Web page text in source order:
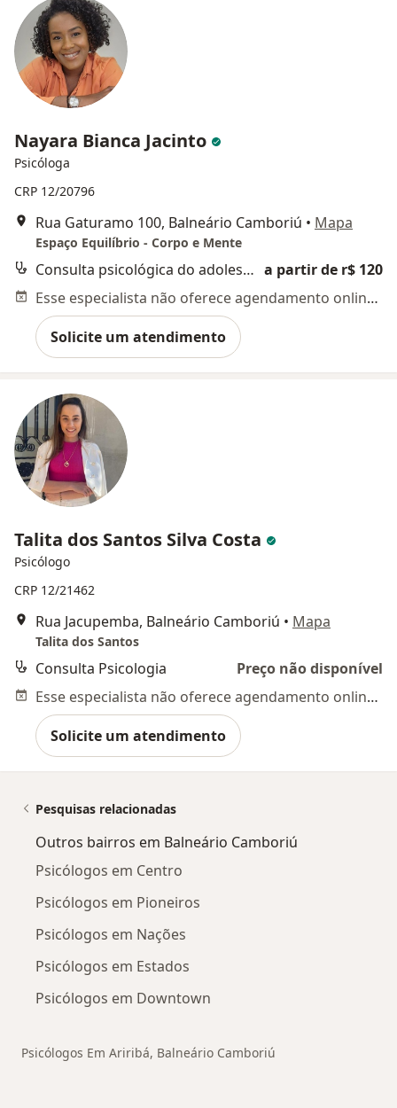
Nayara Bianca Jacinto
Psicóloga
CRP 12/20796
Rua Gaturamo 100, Balneário Camboriú • Mapa
Espaço Equilíbrio - Corpo e Mente
Consulta psicológica do adolescente a partir de r$ 120
Esse especialista não oferece agendamento online para esse endereço.
Solicite um atendimento
Talita dos Santos Silva Costa
Psicólogo
CRP 12/21462
Rua Jacupemba, Balneário Camboriú • Mapa
Talita dos Santos
Consulta Psicologia
Preço não disponível
Esse especialista não oferece agendamento online para esse endereço.
Solicite um atendimento
Pesquisas relacionadas
Outros bairros em Balneário Camboriú
Psicólogos em Centro
Psicólogos em Pioneiros
Psicólogos em Nações
Psicólogos em Estados
Psicólogos em Downtown
Psicólogos Em Ariribá, Balneário Camboriú